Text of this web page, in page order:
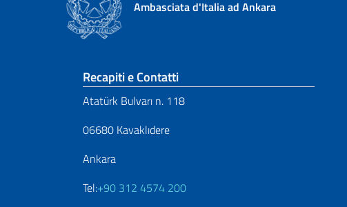
Ambasciata d'Italia ad Ankara
Sezione footer
Recapiti e Contatti
Atatürk Bulvarı n. 118
06680 Kavaklıdere
Ankara
Tel:+90 312 4574 200